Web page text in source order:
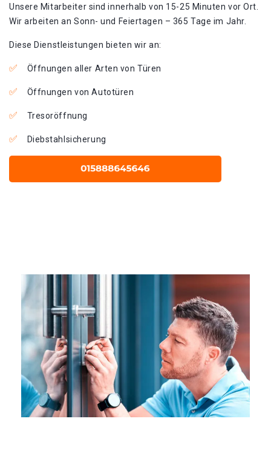
Unsere Mitarbeiter sind innerhalb von 15-25 Minuten vor Ort.
Wir arbeiten an Sonn- und Feiertagen – 365 Tage im Jahr.
Diese Dienstleistungen bieten wir an:
Öffnungen aller Arten von Türen
Öffnungen von Autotüren
Tresoröffnung
Diebstahlsicherung